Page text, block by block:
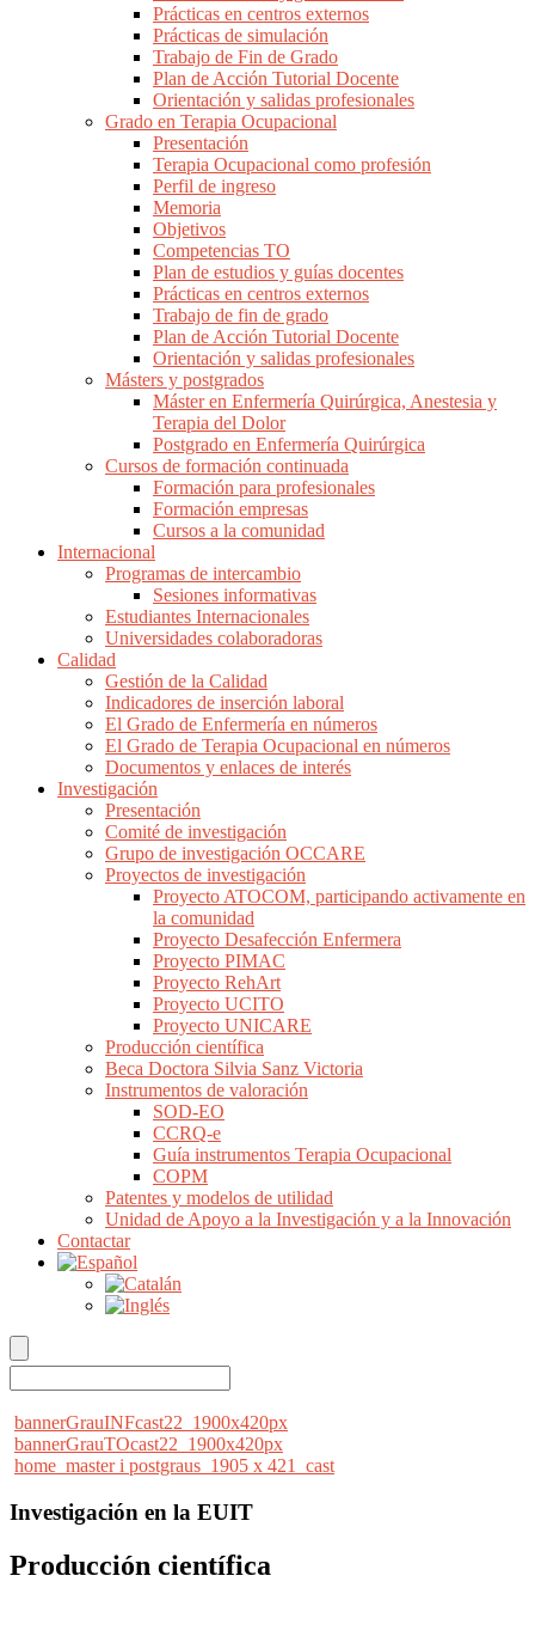
Prácticas en centros externos
Prácticas de simulación
Trabajo de Fin de Grado
Plan de Acción Tutorial Docente
Orientación y salidas profesionales
Grado en Terapia Ocupacional
Presentación
Terapia Ocupacional como profesión
Perfil de ingreso
Memoria
Objetivos
Competencias TO
Plan de estudios y guías docentes
Prácticas en centros externos
Trabajo de fin de grado
Plan de Acción Tutorial Docente
Orientación y salidas profesionales
Másters y postgrados
Máster en Enfermería Quirúrgica, Anestesia y
Terapia del Dolor
Postgrado en Enfermería Quirúrgica
Cursos de formación continuada
Formación para profesionales
Formación empresas
Cursos a la comunidad
Internacional
Programas de intercambio
Sesiones informativas
Estudiantes Internacionales
Universidades colaboradoras
Calidad
Gestión de la Calidad
Indicadores de inserción laboral
El Grado de Enfermería en números
El Grado de Terapia Ocupacional en números
Documentos y enlaces de interés
Investigación
Presentación
Comité de investigación
Grupo de investigación OCCARE
Proyectos de investigación
Proyecto ATOCOM, participando activamente en
la comunidad
Proyecto Desafección Enfermera
Proyecto PIMAC
Proyecto RehArt
Proyecto UCITO
Proyecto UNICARE
Producción científica
Beca Doctora Silvia Sanz Victoria
Instrumentos de valoración
SOD-EO
CCRQ-e
Guía instrumentos Terapia Ocupacional
COPM
Patentes y modelos de utilidad
Unidad de Apoyo a la Investigación y a la Innovación
Contactar
bannerGrauINFcast22_1900x420px
bannerGrauTOcast22_1900x420px
home_master i postgraus_1905 x 421_cast
Investigación en la EUIT
Producción científica